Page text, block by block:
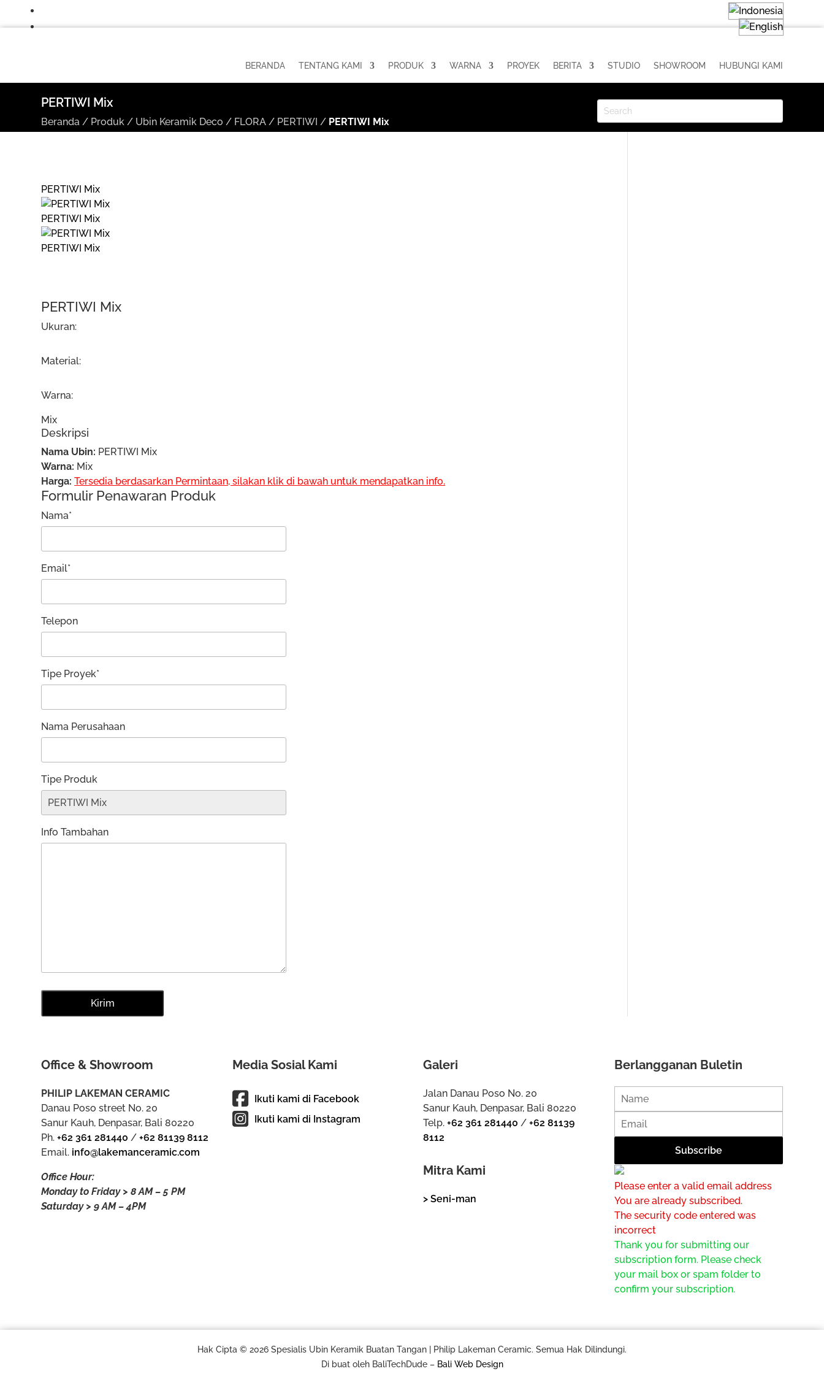
BERANDA TENTANG KAMI PRODUK WARNA PROYEK BERITA STUDIO SHOWROOM HUBUNGI KAMI
PERTIWI Mix
Beranda / Produk / Ubin Keramik Deco / FLORA / PERTIWI / PERTIWI Mix
PERTIWI Mix
PERTIWI Mix
PERTIWI Mix
PERTIWI Mix
Ukuran:
Material:
Warna:
Mix
Deskripsi
Nama Ubin: PERTIWI Mix
Warna: Mix
Harga: Tersedia berdasarkan Permintaan, silakan klik di bawah untuk mendapatkan info.
Formulir Penawaran Produk
Nama*
Email*
Telepon
Tipe Proyek*
Nama Perusahaan
Tipe Produk
Info Tambahan
Office & Showroom
PHILIP LAKEMAN CERAMIC
Danau Poso street No. 20
Sanur Kauh, Denpasar, Bali 80220
Ph.+62 361 281440 /+62 81139 8112
Email. info@lakemanceramic.com
Office Hour:
Monday to Friday > 8 AM – 5 PM
Saturday > 9 AM – 4PM
Media Sosial Kami
Ikuti kami di Facebook
Ikuti kami di Instagram
Galeri
Jalan Danau Poso No. 20
Sanur Kauh, Denpasar, Bali 80220
Telp.+62 361 281440 /+62 81139
8112
Mitra Kami
> Seni-man
Berlangganan Buletin
Please enter a valid email address
You are already subscribed.
The security code entered was
incorrect
Thank you for submitting our
subscription form. Please check
your mail box or spam folder to
confirm your subscription.
Hak Cipta © 2026 Spesialis Ubin Keramik Buatan Tangan | Philip Lakeman Ceramic. Semua Hak Dilindungi.
Di buat oleh BaliTechDude – Bali Web Design